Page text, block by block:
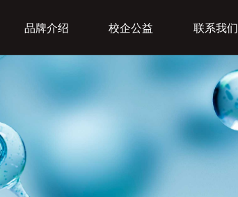
品牌介绍 校企公益 联系我们